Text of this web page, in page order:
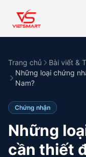
Trang chủ Bài viết &
Những loại chứng
Nam?
Chứng nhận
Những
cần thiết